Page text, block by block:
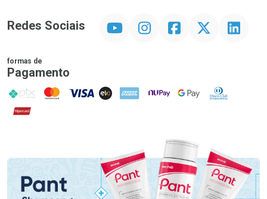
Redes Sociais InstagramFacebookTwitter Linkedin
formas de
Pagamento
PIX MasterCard
VISA ELO AMEX NuPay Google PayDiners Club
Hipercard
Promoção em Destaque